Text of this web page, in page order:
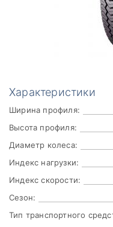
Характеристики
Ширина профиля:
Высота профиля:
Диаметр колеса:
Индекс нагрузки:
Индекс скорости:
Сезон:
Тип транспортного